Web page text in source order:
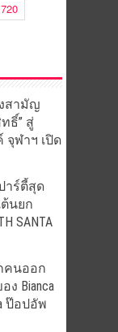
สามัญ
ธิ์” สู่
จุฬาฯ เปิด
าร์ตี้สุด
นยก
SANTA
คนออก
ง Bianca
ป๊อปอัพ